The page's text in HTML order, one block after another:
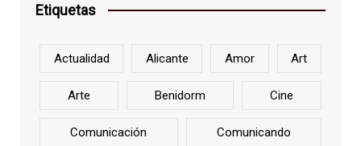
Etiquetas
Actualidad Alicante Amor Art
Arte Benidorm Cine
Comunicación Comunicando